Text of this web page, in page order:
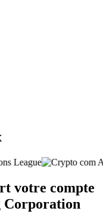
votre compte
Corporation